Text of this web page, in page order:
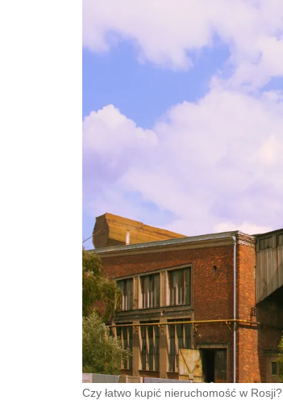
Czy łatwo kupić nieruchomość w Rosji?